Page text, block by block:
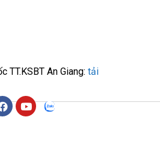
An Giang: tải